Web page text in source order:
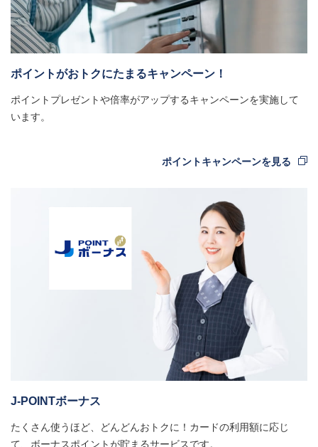
ポイントがおトクにたまるキャンペーン！
ポイントプレゼントや倍率がアップするキャンペーンを実施して
います。
ポイントキャンペーンを見る
J-POINTボーナス
たくさん使うほど、どんどんおトクに！カードの利用額に応じ
て、ボーナスポイントが貯まるサービスです。